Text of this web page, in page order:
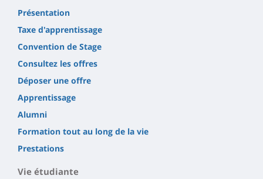
Présentation
Taxe d'apprentissage
Convention de Stage
Consultez les offres
Déposer une offre
Apprentissage
Alumni
Formation tout au long de la vie
Prestations
Vie étudiante